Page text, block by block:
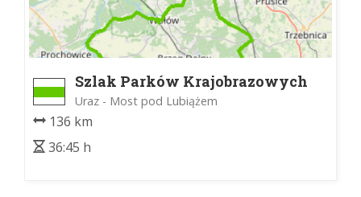
Szlak Parków Krajobrazowych
Uraz - Most pod Lubiążem
136 km
36:45 h